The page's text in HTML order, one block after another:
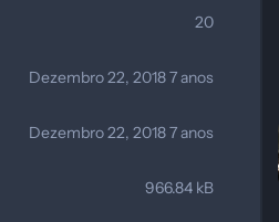
20
Dezembro 22, 20187 anos
Dezembro 22, 20187 anos
966.84 kB